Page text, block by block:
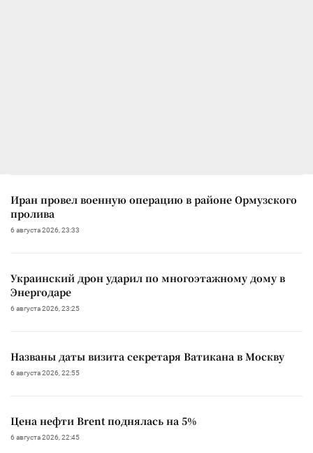
Иран провел военную операцию в районе Ормузского
пролива
6 августа 2026, 23:33
Украинский дрон ударил по многоэтажному дому в
Энергодаре
6 августа 2026, 23:25
Названы даты визита секретаря Ватикана в Москву
6 августа 2026, 22:55
Цена нефти Brent поднялась на 5%
6 августа 2026, 22:45